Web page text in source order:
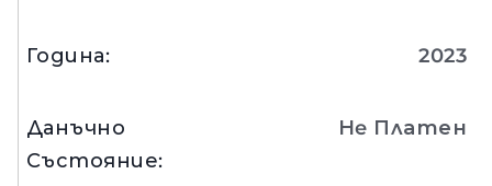
Година: 2023
Данъчно
Състояние:
Нe Платен